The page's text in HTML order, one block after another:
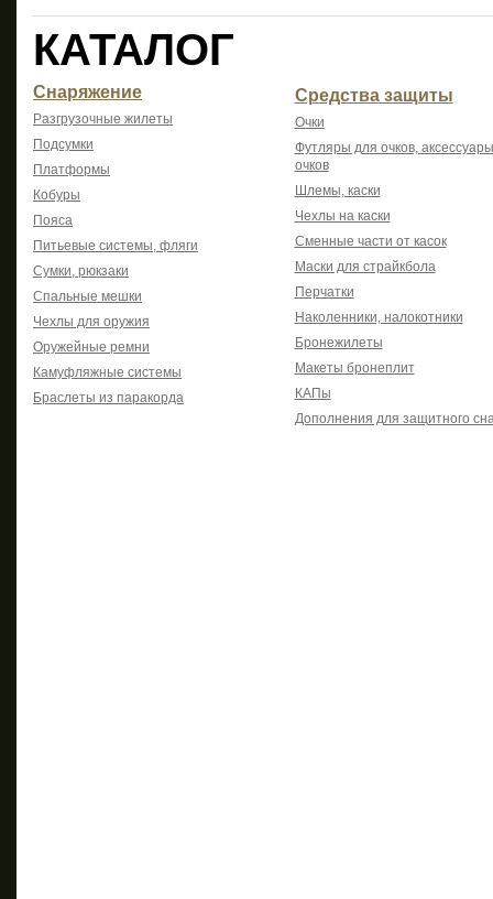
КАТАЛОГ
Снаряжение
Разгрузочные жилеты
Подсумки
Платформы
Кобуры
Пояса
Питьевые системы, фляги
Сумки, рюкзаки
Спальные мешки
Чехлы для оружия
Оружейные ремни
Камуфляжные системы
Браслеты из паракорда
Средства защиты
Очки
Футляры для очков,
очков
Шлемы, каски
Чехлы на каски
Сменные части от касок
Маски для страйкбола
Перчатки
Наколенники, налокотники
Бронежилеты
Макеты бронеплит
КАПы
Дополнения для защитного